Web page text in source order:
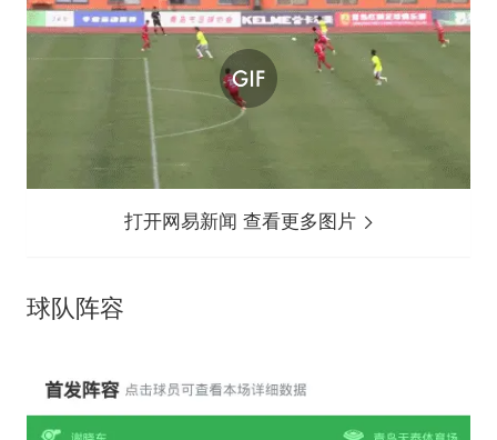
打开网易新闻 查看更多图片
球队阵容